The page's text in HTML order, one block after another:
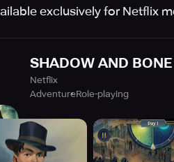
exclusively for Netflix
SHADOW AND
Netflix
AdventureRole-playing